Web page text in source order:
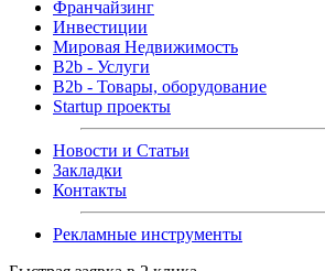
Франчайзинг
Инвестиции
Мировая Недвижимость
B2b - Услуги
B2b - Товары, оборудование
Startup проекты
Новости и Статьи
Закладки
Контакты
Рекламные инструменты